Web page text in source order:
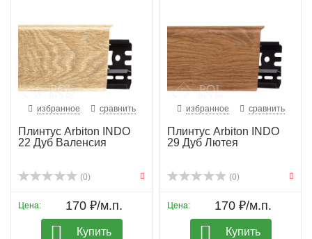
избранное сравнить
Плинтус Arbiton INDO
22 Дуб Валенсия
(0)
Цена: 170 ₽/м.п.
Купить
избранное сравнить
Плинтус Arbiton INDO
29 Дуб Лютея
(0)
Цена: 170 ₽/м.п.
Купить